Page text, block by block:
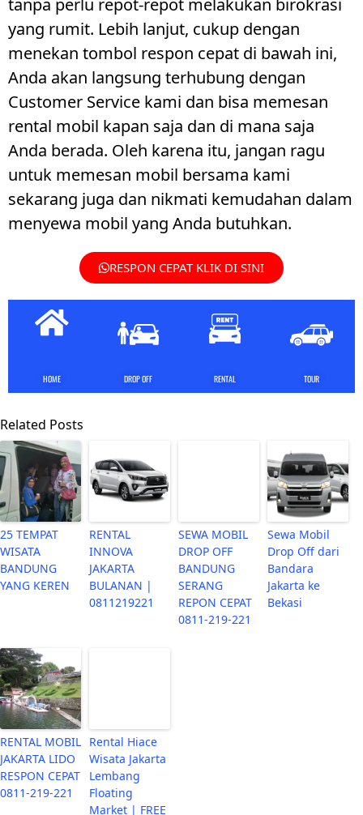
tanpa perlu repot-repot melakukan birokrasi
yang rumit. Lebih lanjut, cukup dengan
menekan tombol respon cepat di bawah ini,
Anda akan langsung terhubung dengan
Customer Service kami dan bisa memesan
rental mobil kapan saja dan di mana saja
Anda berada. Oleh karena itu, jangan ragu
untuk memesan mobil bersama kami
sekarang juga dan nikmati kemudahan dalam
menyewa mobil yang Anda butuhkan.
RESPON CEPAT KLIK DI SINI
HOME DROP OFF RENTAL TOUR
Related Posts
25 TEMPAT
WISATA
BANDUNG
YANG KEREN
RENTAL
INNOVA
JAKARTA
BULANAN |
0811219221
SEWA MOBIL
DROP OFF
BANDUNG
SERANG
REPON CEPAT
0811-219-221
Sewa Mobil
Drop Off dari
Bandara
Jakarta ke
Bekasi
RENTAL MOBIL
JAKARTA LIDO
RESPON CEPAT
0811-219-221
Rental Hiace
Wisata Jakarta
Lembang
Floating
Market | FREE